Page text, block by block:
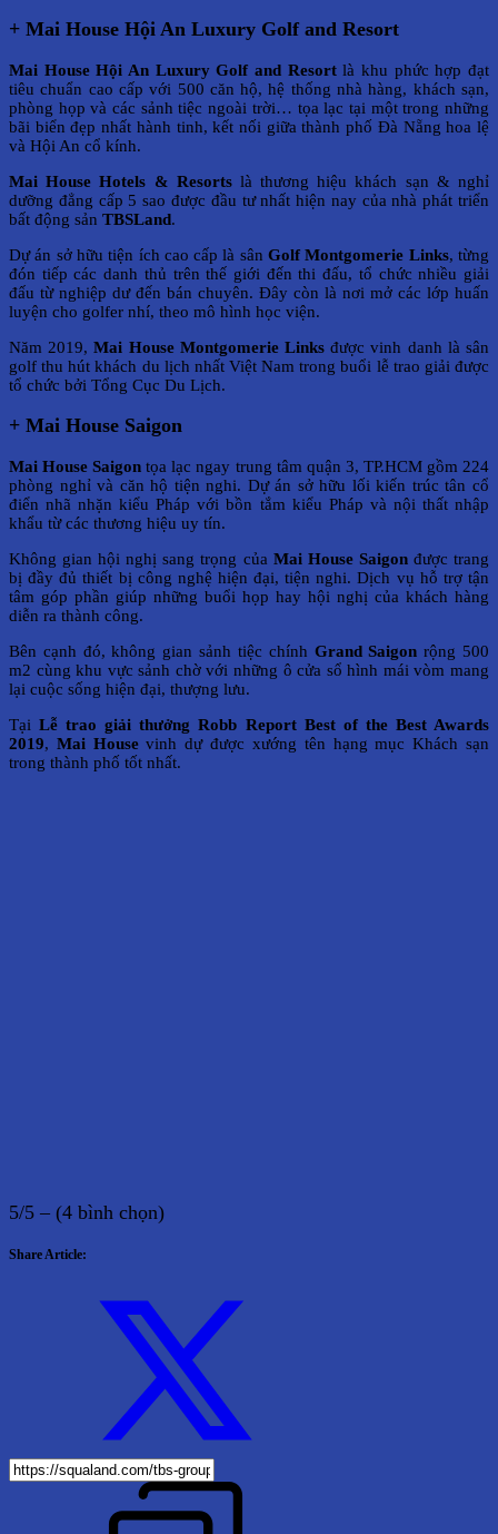
+ Mai House Hội An Luxury Golf and Resort
Mai House Hội An Luxury Golf and Resortlà khu phức hợp đạt
tiêu chuẩn cao cấp với 500 căn hộ, hệ thống nhà hàng, khách sạn,
phòng họp và các sảnh tiệc ngoài trời… tọa lạc tại một trong những
bãi biển đẹp nhất hành tinh, kết nối giữa thành phố Đà Nẵng hoa lệ
và Hội An cổ kính.
Mai House Hotels & Resortslà thương hiệu khách sạn & nghỉ
dưỡng đẳng cấp 5 sao được đầu tư nhất hiện nay của nhà phát triển
bất động sản TBSLand.
Dự án sở hữu tiện ích cao cấp là sânGolf Montgomerie Links, từng
đón tiếp các danh thủ trên thế giới đến thi đấu, tổ chức nhiều giải
đấu từ nghiệp dư đến bán chuyên. Đây còn là nơi mở các lớp huấn
luyện cho golfer nhí, theo mô hình học viện.
Năm 2019,Mai House Montgomerie Links được vinh danh là sân
golf thu hút khách du lịch nhất Việt Nam trong buổi lễ trao giải được
tổ chức bởi Tổng Cục Du Lịch.
+ Mai House Saigon
Mai House Saigon tọa lạc ngay trung tâm quận 3, TP.HCM gồm 224
phòng nghỉ và căn hộ tiện nghi. Dự án sở hữu lối kiến trúc tân cổ
điển nhã nhặn kiểu Pháp với bồn tắm kiểu Pháp và nội thất nhập
khẩu từ các thương hiệu uy tín.
Không gian hội nghị sang trọng của Mai House Saigonđược trang
bị đầy đủ thiết bị công nghệ hiện đại, tiện nghi. Dịch vụ hỗ trợ tận
tâm góp phần giúp những buổi họp hay hội nghị của khách hàng
diễn ra thành công.
Bên cạnh đó, không gian sảnh tiệc chính Grand Saigon rộng 500
m2 cùng khu vực sảnh chờ với những ô cửa sổ hình mái vòm mang
lại cuộc sống hiện đại, thượng lưu.
TạiLễ trao giải thưởng Robb Report Best of the Best Awards
2019, Mai Housevinh dự được xướng tên hạng mục Khách sạn
trong thành phố tốt nhất.
5/5 – (4 bình chọn)
Share Article: